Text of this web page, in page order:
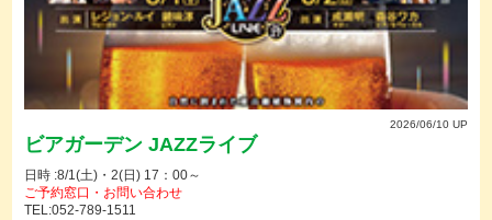
2026/06/10 UP
ビアガーデン JAZZライブ
日時 :8/1(土)・2(日) 17：00～
ご予約窓口・お問い合わせ
TEL:052-789-1511